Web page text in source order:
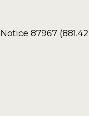
Notice 87967